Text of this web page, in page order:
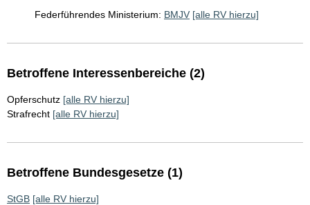
Federführendes Ministerium: BMJV [alle RV hierzu]
Betroffene Interessenbereiche (2)
Opferschutz [alle RV hierzu]
Strafrecht [alle RV hierzu]
Betroffene Bundesgesetze (1)
StGB [alle RV hierzu]